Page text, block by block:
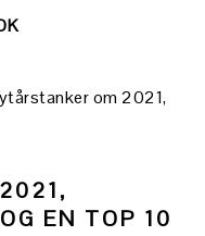
om 2021,
EN TOP 10